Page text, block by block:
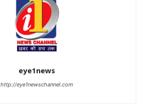
eye1news
http://eye1newschannel.com